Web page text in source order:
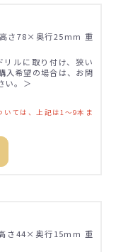
さ78×奥行25mm 重
ルに取り付け、狭い
入希望の場合は、お問
い。＞
ては、上記は1～9本ま
さ44×奥行15mm 重